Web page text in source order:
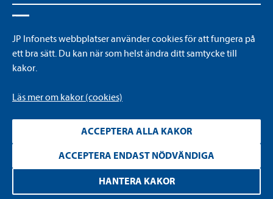
YouTube
om
JP Infonets webbplatser använder cookies för att fungera på
ett bra sätt. Du kan när som helst ändra ditt samtycke till
kakor.
Läs mer om kakor (cookies)
ACCEPTERA ALLA KAKOR
ACCEPTERA ENDAST NÖDVÄNDIGA
HANTERA KAKOR